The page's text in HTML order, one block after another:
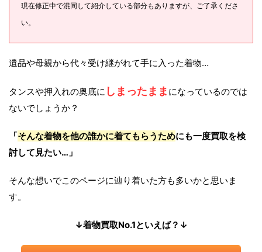
現在修正中で混同して紹介している部分もありますが、ご了承くださ
い。
遺品や母親から代々受け継がれて手に入った着物…
タンスや押入れの奥底に しまったまま になっているのでは
ないでしょうか？
「そんな着物を他の誰かに着てもらうためにも一度買取を検
討して見たい…」
そんな想いでこのページに辿り着いた方も多いかと思いま
す。
↓着物買取No.1といえば？↓